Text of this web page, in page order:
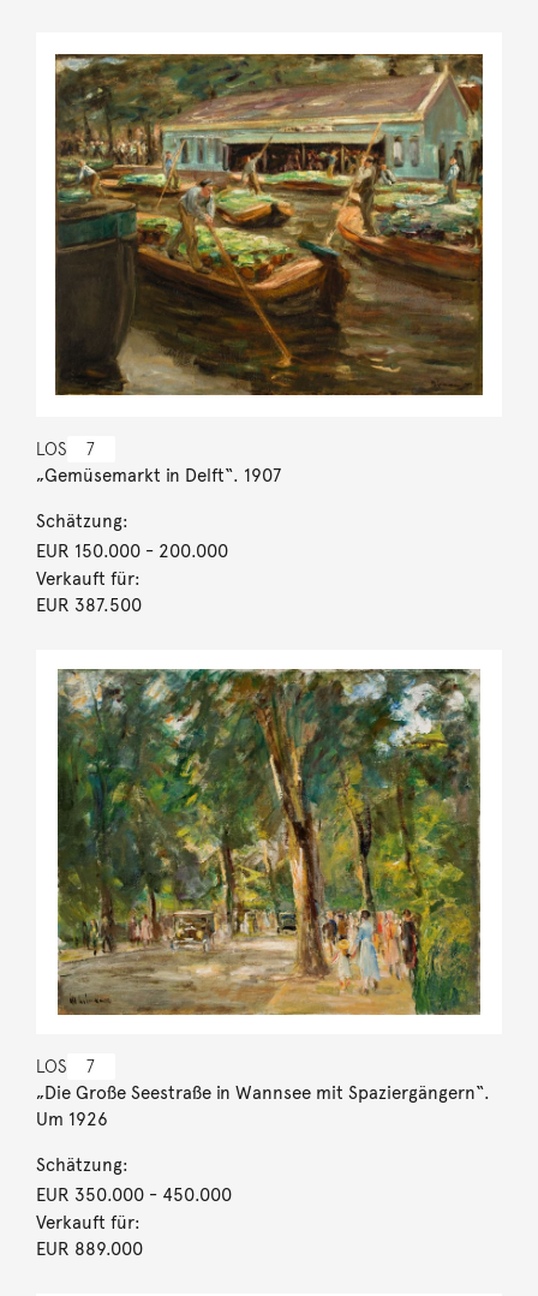
LOS 7
„Gemüsemarkt in Delft“. 1907
Schätzung:
EUR 150.000- 200.000
Verkauft für:
EUR 387.500
LOS 7
„Die Große Seestraße in Wannsee mit Spaziergängern“.
Um 1926
Schätzung:
EUR 350.000- 450.000
Verkauft für:
EUR 889.000